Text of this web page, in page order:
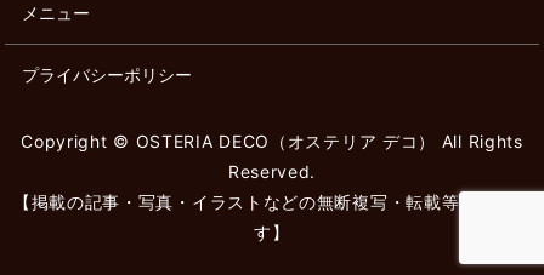
メニュー
プライバシーポリシー
Copyright © OSTERIA DECO（オステリア デコ） All Rights
Reserved.
【掲載の記事・写真・イラストなどの無断複写・転載等を禁じま
す】